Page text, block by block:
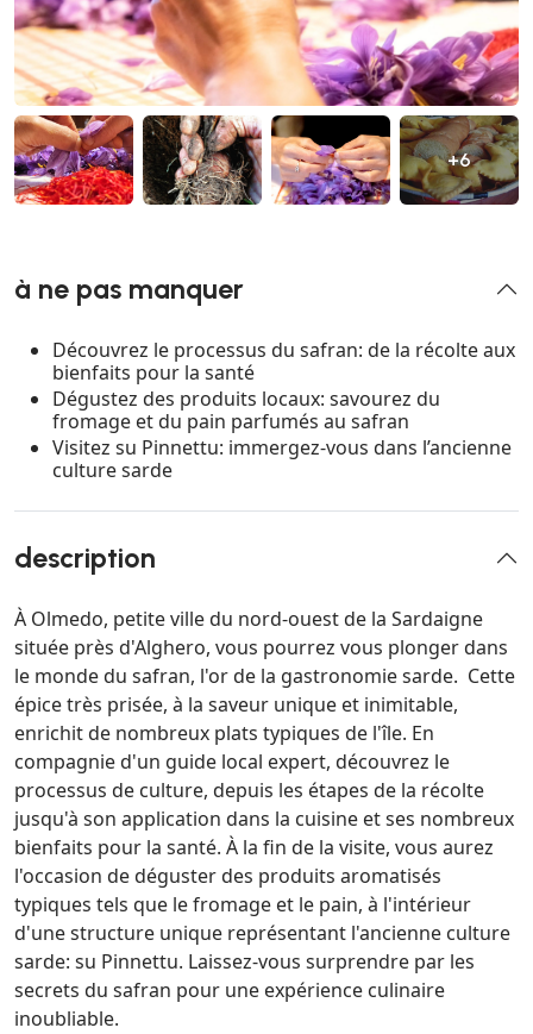
+6
à ne pas manquer
Découvrez le processus du safran: de la récolte aux
bienfaits pour la santé
Dégustez des produits locaux: savourez du
fromage et du pain parfumés au safran
Visitez su Pinnettu: immergez-vous dans l’ancienne
culture sarde
description
À Olmedo, petite ville du nord-ouest de la Sardaigne
située près d'Alghero, vous pourrez vous plonger dans
le monde du safran, l'or de la gastronomie sarde. Cette
épice très prisée, à la saveur unique et inimitable,
enrichit de nombreux plats typiques de l'île. En
compagnie d'un guide local expert, découvrez le
processus de culture, depuis les étapes de la récolte
jusqu'à son application dans la cuisine et ses nombreux
bienfaits pour la santé. À la fin de la visite, vous aurez
l'occasion de déguster des produits aromatisés
typiques tels que le fromage et le pain, à l'intérieur
d'une structure unique représentant l'ancienne culture
sarde: su Pinnettu. Laissez-vous surprendre par les
secrets du safran pour une expérience culinaire
inoubliable.